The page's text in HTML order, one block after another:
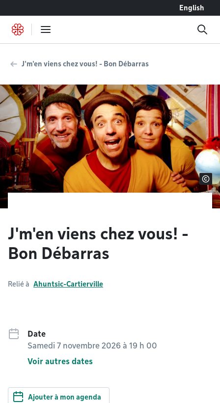
English
J'm'en viens chez vous! - Bon Débarras
J'm'en viens chez vous! -
Bon Débarras
Relié à Ahuntsic-Cartierville
Date
Samedi 7 novembre 2026 à 19 h 00
Voir autres dates
Ajouter à mon agenda